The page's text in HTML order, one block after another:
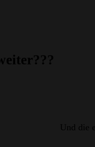
Und die